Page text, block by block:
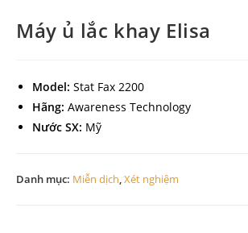
Máy ủ lắc khay Elisa
Model: Stat Fax 2200
Hãng: Awareness Technology
Nước SX: Mỹ
Danh mục: Miễn dịch,Xét nghiệm